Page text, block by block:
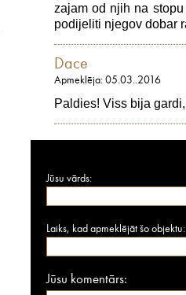
zajam od njih na
podijeliti njegov dobar
Dace
Apmeklēja: 05.03..2016
Paldies! Viss bija
Jūsu vārds:
Laiks, kad apmeklējāt šo objektu:
Jūsu komentārs: